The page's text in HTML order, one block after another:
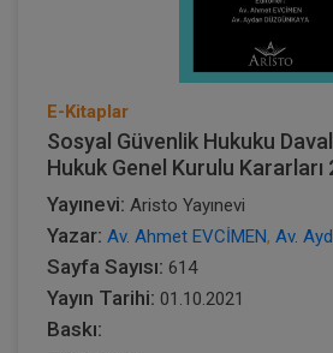
E-Kitaplar
Sosyal Güvenlik Hukuku
Hukuk Genel Kurulu Kararları
Yayınevi: Aristo Yayınevi
Yazar: Av. Ahmet EVCİMEN, Av.
Sayfa Sayısı: 614
Yayın Tarihi: 01.10.2021
Baskı: